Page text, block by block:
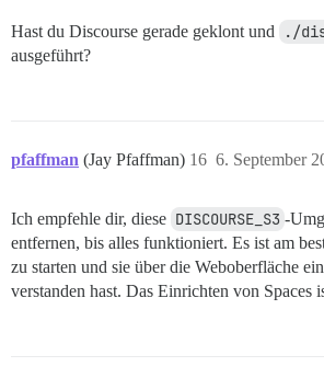
Hast du Discourse gerade geklont und ./
ausgeführt?
pfaffman (Jay Pfaffman) 6. September
16
Ich empfehle dir, diese DISCOURSE_S3 -
entfernen, bis alles funktioniert. Es ist am
zu starten und sie über die Weboberfläche
verstanden hast. Das Einrichten von Spaces